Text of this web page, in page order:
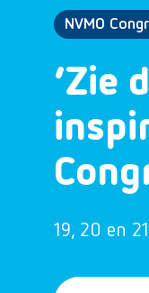
NVMO
‘Zie
19, 20 en